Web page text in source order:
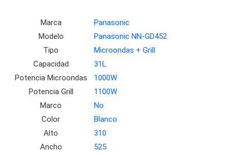
Marca
Panasonic
Modelo
Panasonic NN-GD452
Tipo
Microondas + Grill
Capacidad
31L
Potencia Microondas
1000W
Potencia Grill
1100W
Marco
No
Color
Blanco
Alto
310
Ancho
525